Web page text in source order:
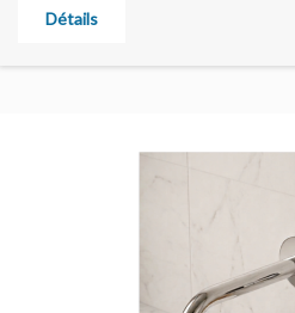
Détails